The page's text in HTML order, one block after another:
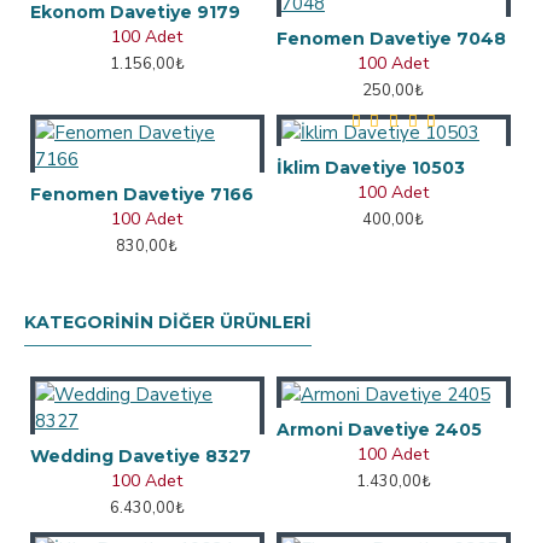
Ekonom Davetiye 9179
100 Adet
1.156,00₺
Fenomen Davetiye 7048
100 Adet
250,00₺
Fenomen Davetiye 7166
100 Adet
830,00₺
İklim Davetiye 10503
100 Adet
400,00₺
KATEGORININ DIĞER ÜRÜNLERI
Wedding Davetiye 8327
100 Adet
6.430,00₺
Armoni Davetiye 2405
100 Adet
1.430,00₺